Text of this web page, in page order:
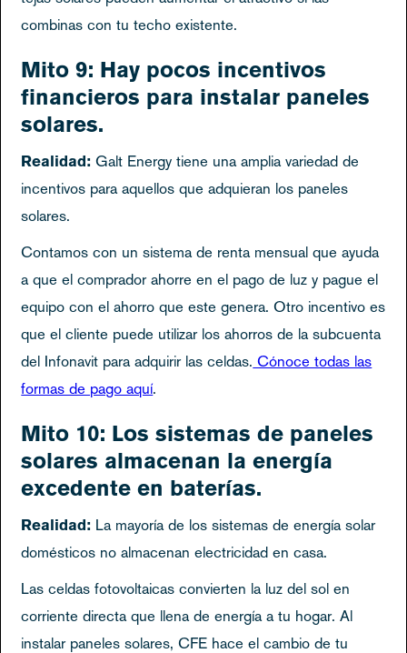
combinas con tu techo existente.
Mito 9: Hay pocos incentivos
financieros para instalar paneles
solares.
Realidad: Galt Energy tiene una amplia variedad de
incentivos para aquellos que adquieran los paneles
solares.
Contamos con un sistema de renta mensual que ayuda
a que el comprador ahorre en el pago de luz y pague el
equipo con el ahorro que este genera. Otro incentivo es
que el cliente puede utilizar los ahorros de la subcuenta
del Infonavit para adquirir las celdas. Cónoce todas las
formas de pago aquí.
Mito 10: Los sistemas de paneles
solares almacenan la energía
excedente en baterías.
Realidad: La mayoría de los sistemas de energía solar
domésticos no almacenan electricidad en casa.
Las celdas fotovoltaicas convierten la luz del sol en
corriente directa que llena de energía a tu hogar. Al
instalar paneles solares, CFE hace el cambio de tu